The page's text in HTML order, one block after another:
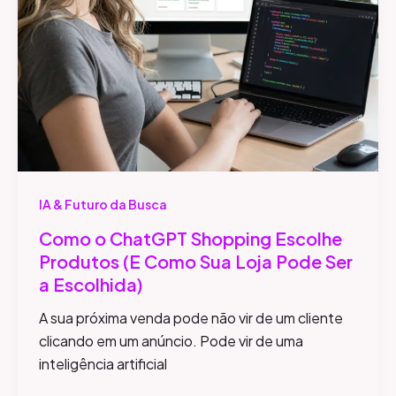
IA & Futuro da Busca
Como o ChatGPT Shopping Escolhe
Produtos (E Como Sua Loja Pode Ser
a Escolhida)
A sua próxima venda pode não vir de um cliente
clicando em um anúncio. Pode vir de uma
inteligência artificial
Sua
Loja
Pode
Escolhida)